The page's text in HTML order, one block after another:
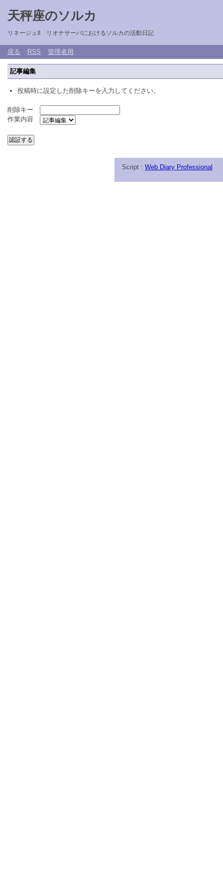
天秤座のソルカ
リネージュII リオナサーバにおけるソルカの活動日記
戻る RSS 管理者用
記事編集
投稿時に設定した削除キーを入力してください。
削除キー
作業内容
Script : Web Diary Professional